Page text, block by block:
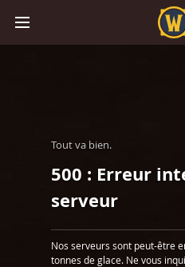
Tout va bien.
500 : Erreur
serveur
Nos serveurs sont peut-être
tonnes de glace. Ne vous